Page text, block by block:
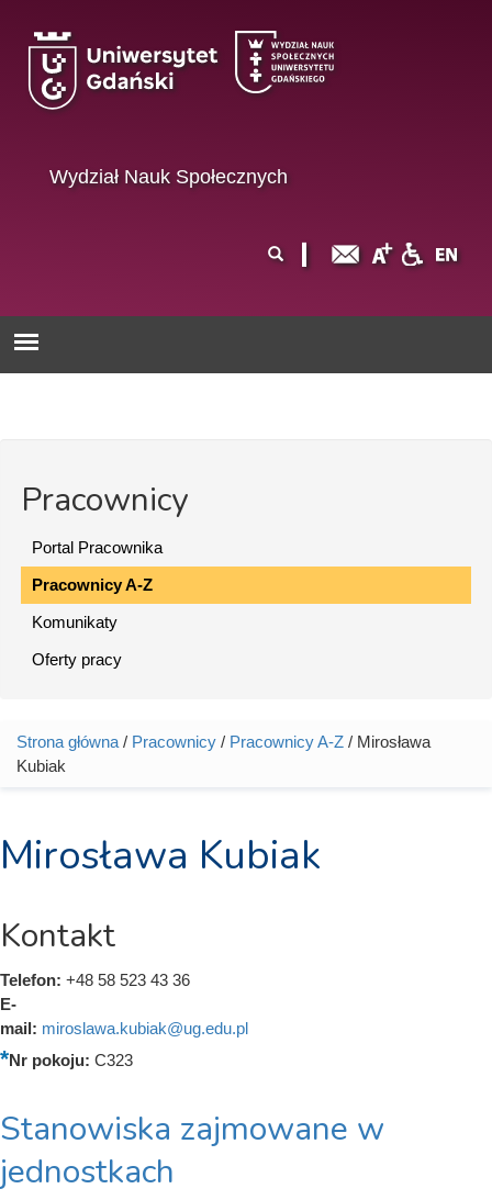
Wydział Nauk Społecznych
wyszukiwania
Pracownicy
Portal Pracownika
Pracownicy A-Z
Komunikaty
Oferty pracy
Jesteś tutaj
Strona główna / Pracownicy / Pracownicy A-Z / Mirosława
Kubiak
Mirosława Kubiak
Kontakt
Telefon: +48 58 523 43 36
E-
mail: miroslawa.kubiak@ug.edu.pl
Nr pokoju: C323
Stanowiska zajmowane w
jednostkach